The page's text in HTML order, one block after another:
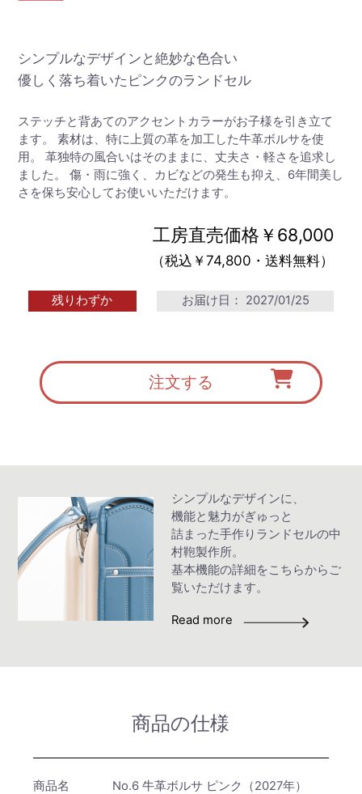
工房直売価格￥68,000
（税込￥74,800・送料無料）
残りわずか お届け日： 2027/01/25
注文する
シンプルなデザインと絶妙な色合い
優しく落ち着いたピンクのランドセル
ステッチと背あてのアクセントカラーがお子様を引き立て
ます。 素材は、特に上質の革を加工した牛革ボルサを使
用。 革独特の風合いはそのままに、丈夫さ・軽さを追求し
ました。 傷・雨に強く、カビなどの発生も抑え、6年間美し
さを保ち安心してお使いいただけます。
シンプルなデザインに、
機能と魅力がぎゅっと
詰まった手作りランドセルの中
村鞄製作所。
基本機能の詳細をこちらからご
覧いただけます。
Read more
商品の仕様
商品名 No.6 牛革ボルサ ピンク（2027年）